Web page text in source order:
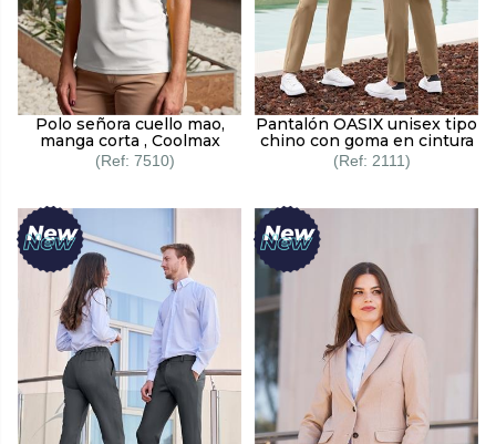
Polo señora cuello mao,
manga corta , Coolmax
7510
Pantalón OASIX unisex tipo
chino con goma en cintura
2111